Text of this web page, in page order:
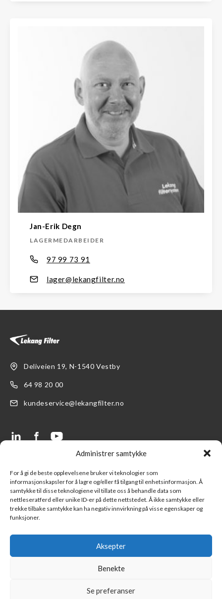
Administrer samtykke
For å gi de beste opplevelsene bruker vi teknologier som
informasjonskapsler for å lagre og/eller få tilgang til enhetsinformasjon. Å
samtykke til disse teknologiene vil tillate oss å behandle data som
nettleseratferd eller unike ID-er på dette nettstedet. Å ikke samtykke eller
trekke tilbake samtykke kan ha negativ innvirkning på visse egenskaper og
funksjoner.
Aksepter
Benekte
Se preferanser
Jan-Erik Degn
LAGERMEDARBEIDER
97 99 73 91
lager@lekangfilter.no
Deliveien 19, N-1540 Vestby
64 98 20 00
kundeservice@lekangfilter.no
Produkter
Finn en forhandler
Logg inn LFS kundeportal
Part of Lekang Group
FAQ- Ofte stilte spørsmål
Kontakt oss
Salgsbetingelser